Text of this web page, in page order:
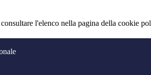
l'elenco nella pagina della cookie